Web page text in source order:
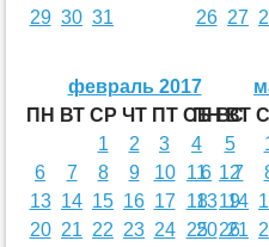
29 30 31
26 27
февраль 2017
ПН ВТ СР ЧТ ПТ СБ ВС
1
2 3 4
5
6
7 8 9 10 11
12
13 14 15 16 17 18
19
20 21 22 23 24 25
26
ПН ВТ
6
7
13 14
20 21